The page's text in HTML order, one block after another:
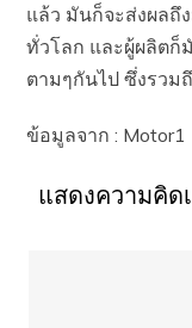
แล้ว มันก็จะส่งผลถึ
ทั่วโลก และผู้ผลิต
ตามๆกันไป ซึ่งรวม
ข้อมูลจาก : Motor1
แสดงความคิด